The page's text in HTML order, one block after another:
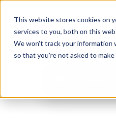
This website stores cookies on
services to you, both on this
We won't track your information
so that you're not asked to